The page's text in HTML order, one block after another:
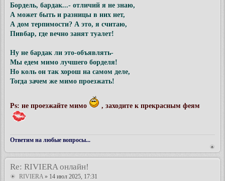
Бордель, бардак...- отличий я не знаю,
А может быть и разницы в них нет,
А дом терпимости? А это, я считаю,
Пивбар, где вечно занят туалет!
Ну не бардак ли это-объявлять-
Мы едем мимо лучшего борделя!
Но коль он так хорош на самом деле,
Тогда зачем же мимо проезжать!
Ps: не проезжайте мимо , заходите к прекрасным феям
Ответим на любые вопросы...
Re: RIVIERA онлайн!
RIVIERA» 14 июл 2025, 17:31